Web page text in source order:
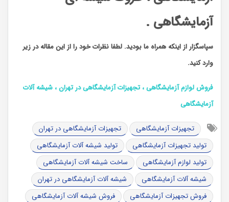
آزمایشگاهی .
سپاسگزار از اینکه همراه ما بودید. لطفا نظرات خود را از این مقاله در زیر
وارد کنید.
فروش لوازم آزمایشگاهی ، تجهیزات آزمایشگاهی در تهران ، شیشه آلات
آزمایشگاهی
تجهیزات آزمایشگاهی
تجهیزات آزمایشگاهی در تهران
تولید تجهیزات آزمایشگاهی
تولید شیشه آلات آزمایشگاهی
تولید لوازم آزمایشگاهی
ساخت شیشه آلات آزمایشگاهی
شیشه آلات آزمایشگاهی
شیشه آلات آزمایشگاهی در تهران
فروش تجهیزات آزمایشگاهی
فروش شیشه آلات آزمایشگاهی